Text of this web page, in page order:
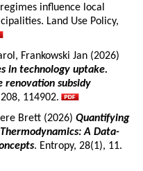
influence local
Land Use Policy,
Frankowski Jan (2026)
in technology uptake.
renovation subsidy
114902.
Brett (2026) Quantifying
A Data-
. Entropy, 28(1), 11.